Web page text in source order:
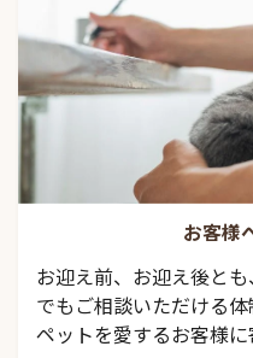
お客様
お迎え前、お迎え後と
でもご相談いただける
ペットを愛するお客様に